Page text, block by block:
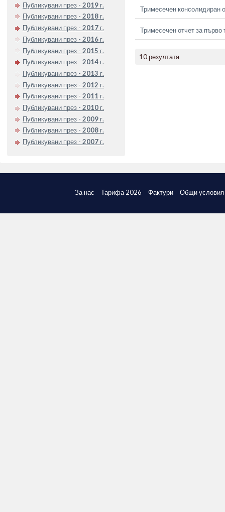
Публикувани през - 2019 г.
Публикувани през - 2018 г.
Публикувани през - 2017 г.
Публикувани през - 2016 г.
Публикувани през - 2015 г.
Публикувани през - 2014 г.
Публикувани през - 2013 г.
Публикувани през - 2012 г.
Публикувани през - 2011 г.
Публикувани през - 2010 г.
Публикувани през - 2009 г.
Публикувани през - 2008 г.
Публикувани през - 2007 г.
Тримесечен консолидиран
Тримесечен отчет за
10 резултата
За нас Тарифа 2026 Фактури Общи условия